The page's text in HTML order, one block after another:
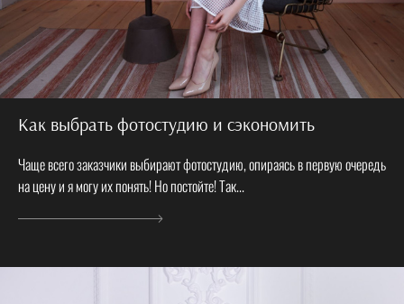
Как выбрать фотостудию и сэкономить
Чаще всего заказчики выбирают фотостудию, опираясь в первую очередь
на цену и я могу их понять! Но постойте! Так...